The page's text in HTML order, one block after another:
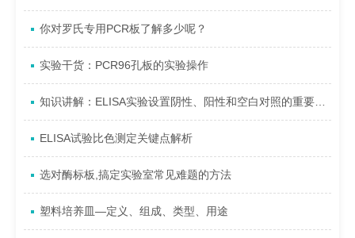
你对罗氏专用PCR板了解多少呢？
实验干货：PCR96孔板的实验操作
知识讲解：ELISA实验设置阴性、阳性和空白对照的重要作用
ELISA试验比色测定关键点解析
选对酶标板,搞定实验室常见难题的方法
塑料培养皿—定义、组成、类型、用途